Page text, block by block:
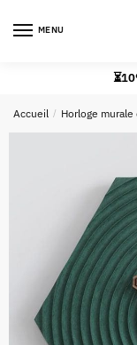
MENU
Accueil / Horloge